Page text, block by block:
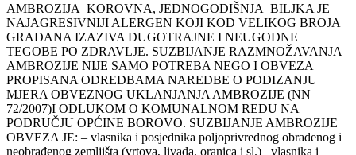
AMBROZIJA KOROVNA, JEDNOGODIŠNJA BILJKA JE
NAJAGRESIVNIJI ALERGEN KOJI KOD VELIKOG BROJA
GRAĐANA IZAZIVA DUGOTRAJNE I NEUGODNE
TEGOBE PO ZDRAVLJE. SUZBIJANJE RAZMNOŽAVANJA
AMBROZIJE NIJE SAMO POTREBA NEGO I OBVEZA
PROPISANA ODREDBAMA NAREDBE O PODIZANJU
MJERA OBVEZNOG UKLANJANJA AMBROZIJE (NN
72/2007)I ODLUKOM O KOMUNALNOM REDU NA
PODRUČJU OPĆINE BOROVO. SUZBIJANJE AMBROZIJE
OBVEZA JE: – vlasnika i posjednika poljoprivrednog obrađenog i
neobrađenog zemljišta (vrtova, livada, oranica i sl.)– vlasnika i